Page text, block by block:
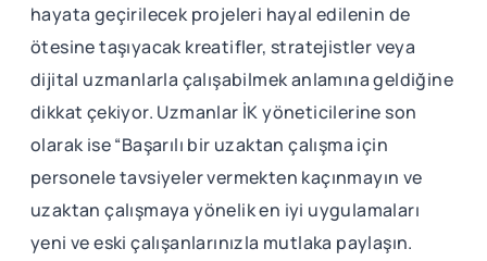
hayata geçirilecek projeleri hayal edilenin de
ötesine taşıyacak kreatifler, stratejistler veya
dijital uzmanlarla çalışabilmek anlamına geldiğine
dikkat çekiyor. Uzmanlar İK yöneticilerine son
olarak ise “Başarılı bir uzaktan çalışma için
personele tavsiyeler vermekten kaçınmayın ve
uzaktan çalışmaya yönelik en iyi uygulamaları
yeni ve eski çalışanlarınızla mutlaka paylaşın.